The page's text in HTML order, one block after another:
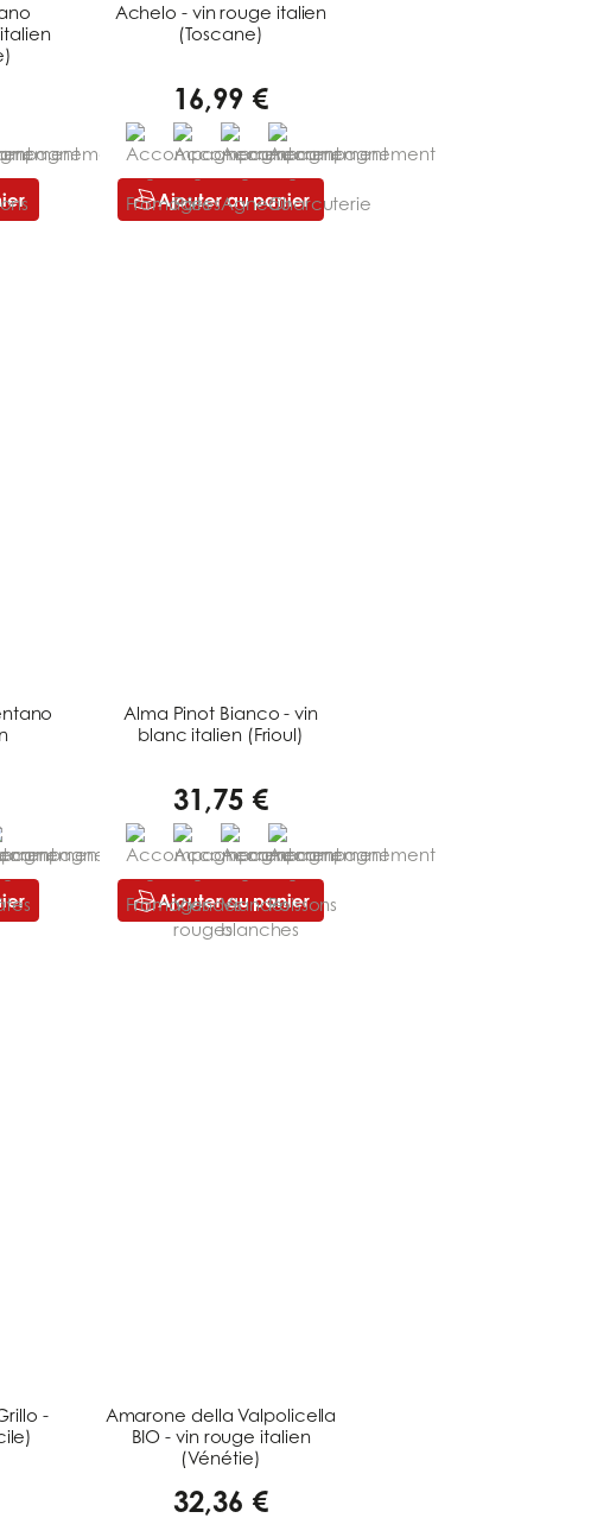
Achelo - vin rouge italien
(Toscane)
16,99 €
Ajouter au panier
Alma Pinot Bianco - vin
blanc italien (Frioul)
31,75 €
Ajouter au panier
-
Amarone della Valpolicella
BIO - vin rouge italien
(Vénétie)
32,36 €